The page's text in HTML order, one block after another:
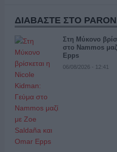
ΔΙΑΒΑΣΤΕ ΣΤΟ
Στη Μύκονο
στο Nammos
Epps
06/08/2026 - 12:41